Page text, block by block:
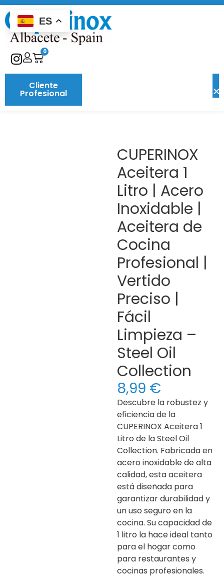
Cliente
Profesional
0
CUPERINOX
Aceitera 1
Litro | Acero
Inoxidable |
Aceitera de
Cocina
Profesional |
Vertido
Preciso |
Fácil
Limpieza –
Steel Oil
Collection
8,99 €
Descubre la robustez y
eficiencia de la
CUPERINOX Aceitera 1
Litro de la Steel Oil
Collection. Fabricada en
acero inoxidable de alta
calidad, esta aceitera
está diseñada para
garantizar durabilidad y
un uso seguro en la
cocina. Su capacidad de
1 litro la hace ideal tanto
para el hogar como
para restaurantes y
cocinas profesionales.
ES